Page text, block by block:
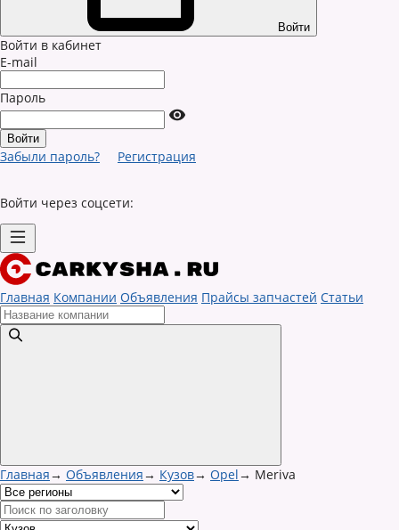
Войти
Войти в кабинет
E-mail
Пароль
Забыли пароль? Регистрация
Войти через соцсети:
Главная Компании Объявления Прайсы запчастей Статьи
Главная→ Объявления→ Кузов→ Opel→ Meriva